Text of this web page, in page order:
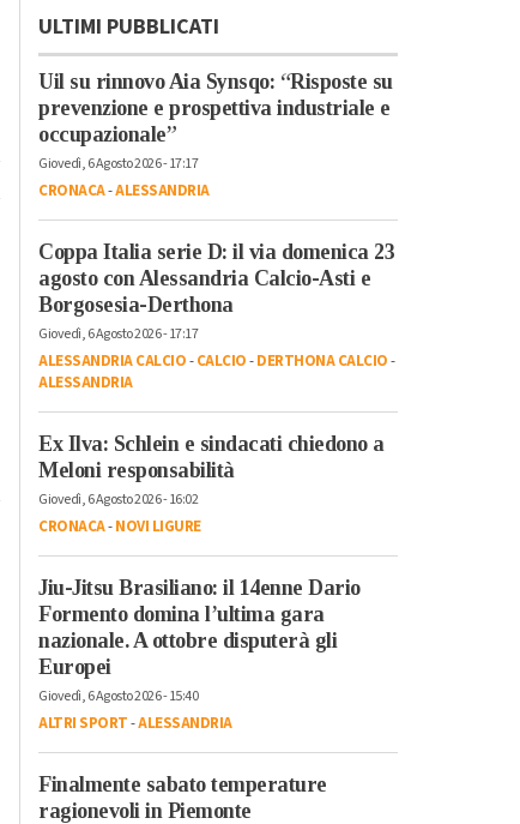
ULTIMI PUBBLICATI
Uil su rinnovo Aia Synsqo: “Risposte su
prevenzione e prospettiva industriale e
occupazionale”
Giovedì, 6 Agosto 2026 - 17:17
CRONACA-ALESSANDRIA
Coppa Italia serie D: il via domenica 23
agosto con Alessandria Calcio-Asti e
Borgosesia-Derthona
Giovedì, 6 Agosto 2026 - 17:17
ALESSANDRIA CALCIO-CALCIO-DERTHONA CALCIO-
ALESSANDRIA
Ex Ilva: Schlein e sindacati chiedono a
Meloni responsabilità
Giovedì, 6 Agosto 2026 - 16:02
CRONACA-NOVI LIGURE
Jiu-Jitsu Brasiliano: il 14enne Dario
Formento domina l’ultima gara
nazionale. A ottobre disputerà gli
Europei
Giovedì, 6 Agosto 2026 - 15:40
ALTRI SPORT-ALESSANDRIA
Finalmente sabato temperature
ragionevoli in Piemonte